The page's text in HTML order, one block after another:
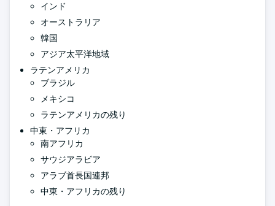
インド
オーストラリア
韓国
アジア太平洋地域
ラテンアメリカ
ブラジル
メキシコ
ラテンアメリカの残り
中東・アフリカ
南アフリカ
サウジアラビア
アラブ首長国連邦
中東・アフリカの残り